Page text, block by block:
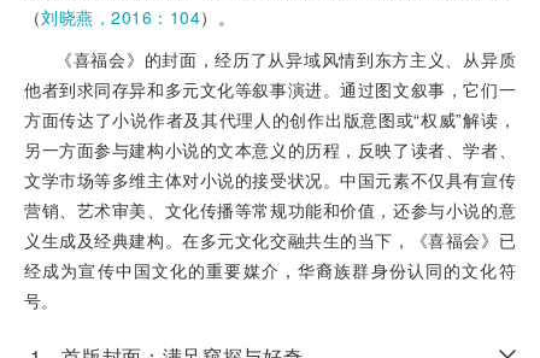
（刘晓燕，2016：104）。
《喜福会》的封面，经历了从异域风情到东方主义、从异质
他者到求同存异和多元文化等叙事演进。通过图文叙事，它们一
方面传达了小说作者及其代理人的创作出版意图或“权威”解读，
另一方面参与建构小说的文本意义的历程，反映了读者、学者、
文学市场等多维主体对小说的接受状况。中国元素不仅具有宣传
营销、艺术审美、文化传播等常规功能和价值，还参与小说的意
义生成及经典建构。在多元文化交融共生的当下，《喜福会》已
经成为宣传中国文化的重要媒介，华裔族群身份认同的文化符
号。